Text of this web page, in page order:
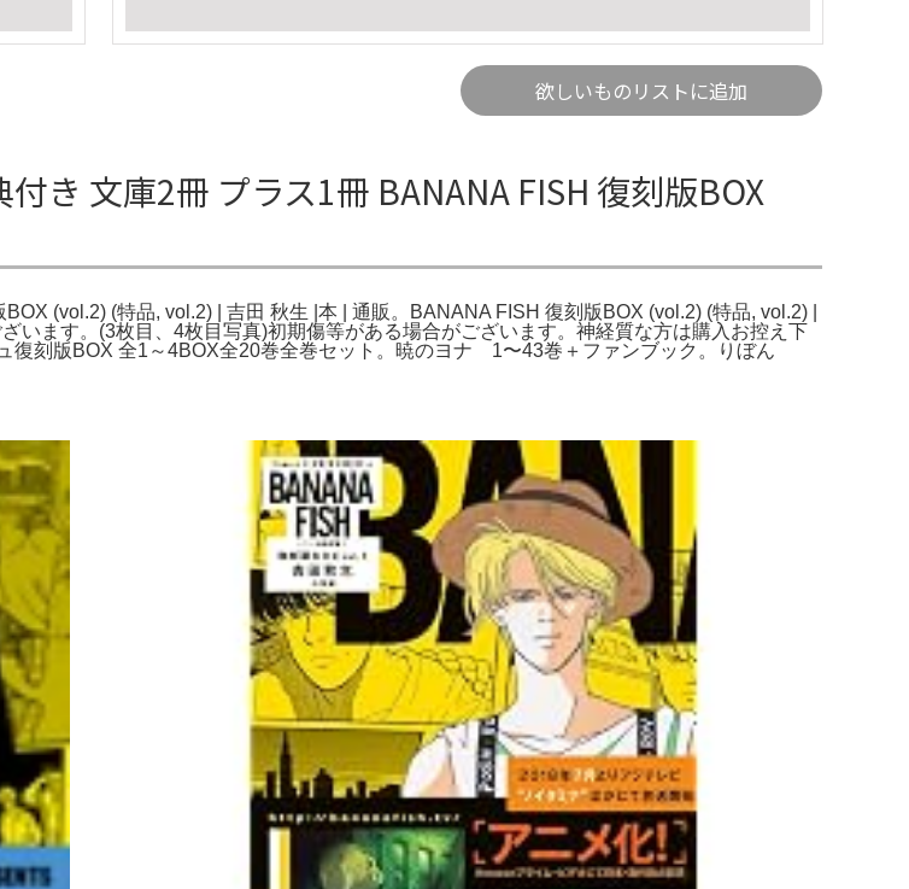
欲しいものリストに追加
き 文庫2冊 プラス1冊 BANANA FISH 復刻版BOX
(vol.2) (特品, vol.2) | 吉田 秋生 |本 | 通販。BANANA FISH 復刻版BOX (vol.2) (特品, vol.2) |
います。(3枚目、4枚目写真)初期傷等がある場合がございます。神経質な方は購入お控え下
復刻版BOX 全1～4BOX全20巻全巻セット。暁のヨナ 1〜43巻＋ファンブック。りぼん